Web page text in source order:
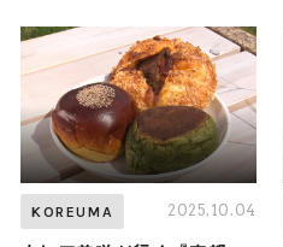
幅広く紹介
KOREUMA 2025.10.04